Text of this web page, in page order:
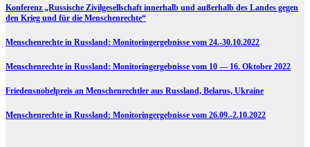
Konferenz „Russische Zivilgesellschaft innerhalb und außerhalb des Landes gegen
den Krieg und für die Menschenrechte“
Menschenrechte in Russland: Monitoringergebnisse vom 24.-30.10.2022
Menschenrechte in Russland: Monitoringergebnisse vom 10 — 16. Oktober 2022
Friedensnobelpreis an Menschenrechtler aus Russland, Belarus, Ukraine
Menschenrechte in Russland: Monitoringergebnisse vom 26.09.-2.10.2022